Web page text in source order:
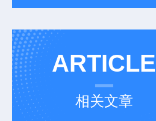
ARTICLE
相关文章